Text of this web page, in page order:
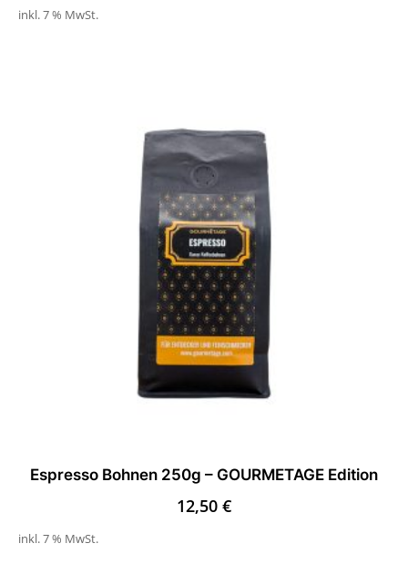
inkl. 7 % MwSt.
Espresso Bohnen 250g – GOURMETAGE Edition
12,50 €
inkl. 7 % MwSt.